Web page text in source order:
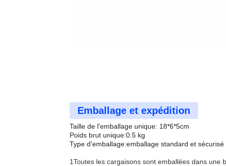
Emballage et expédition
Taille de l'emballage unique: 18*6*5cm
Poids brut unique:0.5 kg
Type d'emballage:emballage standard et
1Toutes les cargaisons sont emballées dans une